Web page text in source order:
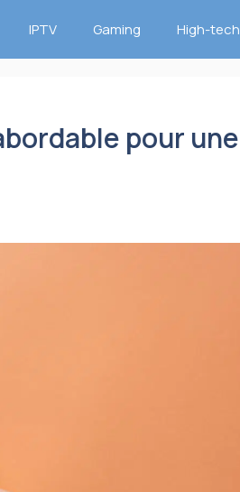
IPTV Gaming High-tech
pour une